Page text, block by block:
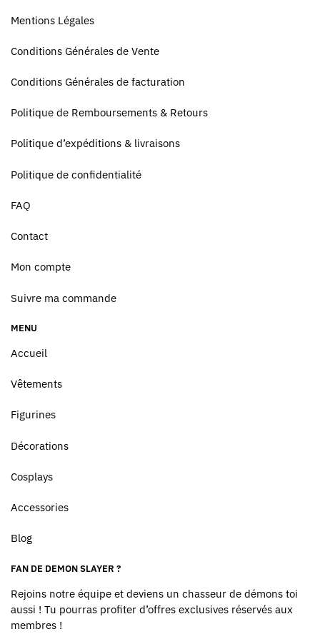
Mentions Légales
Conditions Générales de Vente
Conditions Générales de facturation
Politique de Remboursements & Retours
Politique d’expéditions & livraisons
Politique de confidentialité
FAQ
Contact
Mon compte
Suivre ma commande
MENU
Accueil
Vêtements
Figurines
Décorations
Cosplays
Accessories
Blog
FAN DE DEMON SLAYER ?
Rejoins notre équipe et deviens un chasseur de démons toi
aussi ! Tu pourras profiter d’offres exclusives réservés aux
membres !